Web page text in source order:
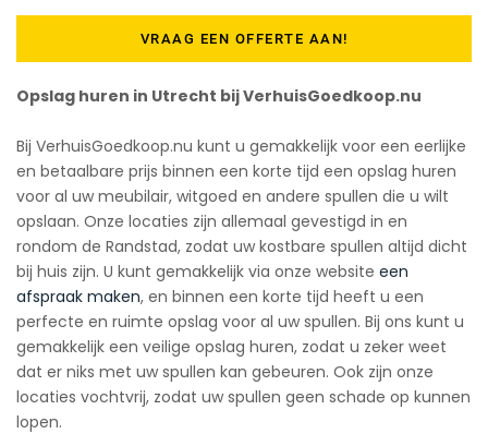
VRAAG EEN OFFERTE AAN!
Opslag huren in Utrecht bij VerhuisGoedkoop.nu
Bij VerhuisGoedkoop.nu kunt u gemakkelijk voor een eerlijke
en betaalbare prijs binnen een korte tijd een opslag huren
voor al uw meubilair, witgoed en andere spullen die u wilt
opslaan. Onze locaties zijn allemaal gevestigd in en
rondom de Randstad, zodat uw kostbare spullen altijd dicht
bij huis zijn. U kunt gemakkelijk via onze website een
afspraak maken, en binnen een korte tijd heeft u een
perfecte en ruimte opslag voor al uw spullen. Bij ons kunt u
gemakkelijk een veilige opslag huren, zodat u zeker weet
dat er niks met uw spullen kan gebeuren. Ook zijn onze
locaties vochtvrij, zodat uw spullen geen schade op kunnen
lopen.